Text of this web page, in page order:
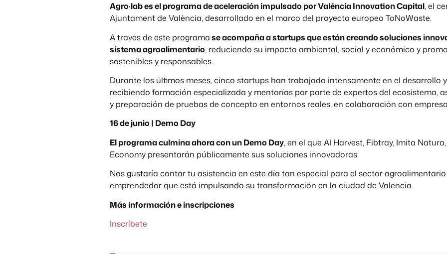
Agro·lab es el programa de aceleración impulsado por Valéncia Innovation Capital, el
Ajuntament de València, desarrollado en el marco del proyecto europeo ToNoWaste.
A través de este programase acompaña a startups que están creando soluciones
sistema agroalimentario, reduciendo su impacto ambiental, social y económico y
sostenibles y responsables.
Durante los últimos meses, cinco startups han trabajado intensamente en el desarrollo
recibiendo formación especializada y mentorías por parte de expertos del ecosistema,
y preparación de pruebas de concepto en entornos reales, en colaboración con
16 de junio | Demo Day
El programa culmina ahora con un Demo Day, en el que AI Harvest, Fibtray, Imita
Economy presentarán públicamente sus soluciones innovadoras.
Nos gustaría contar tu asistencia en este día tan especial para el sector
emprendedor que está impulsando su transformación en la ciudad de Valencia.
Más información e inscripciones
Inscríbete